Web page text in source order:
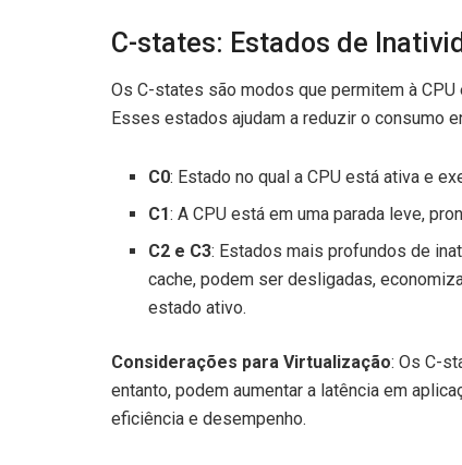
C-states: Estados de
Os C-states são modos que permitem à
Esses estados ajudam a reduzir o consumo
C0: Estado no qual a CPU está ativa e
C1: A CPU está em uma parada leve,
C2 e C3: Estados mais profundos de
cache, podem ser desligadas,
estado ativo.
Considerações para Virtualização: Os C-
entanto, podem aumentar a latência em
eficiência e desempenho.